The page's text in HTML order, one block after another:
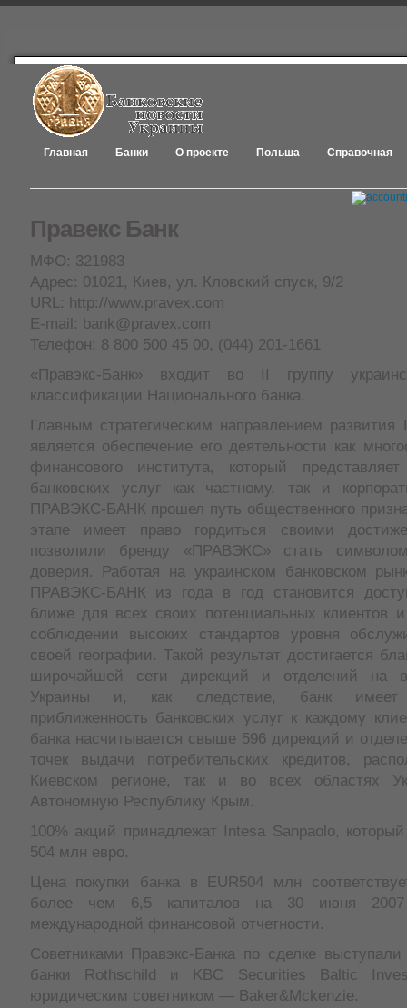
Главная Банки О проекте Польша Справочная
Правекс Банк
МФО: 321983
Адрес: 01021, Киев, ул. Кловский спуск, 9/2
URL: http://www.pravex.com
E-mail: bank@pravex.com
Телефон: 8 800 500 45 00, (044) 201-1661
«Правэкс-Банк» входит во II группу
классификации Национального банка.
Главным стратегическим направлением
является обеспечение его деятельности как
финансового института, который
банковских услуг как частному, так и
ПРАВЭКС-БАНК прошел путь общественного
этапе имеет право гордиться своими
позволили бренду «ПРАВЭКС» стать
доверия. Работая на украинском банковском
ПРАВЭКС-БАНК из года в год становится
ближе для всех своих потенциальных клиентов
соблюдении высоких стандартов уровня
своей географии. Такой результат достигается
широчайшей сети дирекций и отделений на
Украины и, как следствие, банк имеет
приближенность банковских услуг к каждому
банка насчитывается свыше 596 дирекций и
точек выдачи потребительских кредитов,
Киевском регионе, так и во всех областях
Автономную Республику Крым.
100% акций принадлежат Intesa Sanpaolo,
504 млн евро.
Цена покупки банка в EUR504 млн
более чем 6,5 капиталов на 30 июня 2007
международной финансовой отчетности.
Советниками Правэкс-Банка по сделке
банки Rothschild и KBC Securities Baltic
юридическим советником — Baker&Mckenzie.